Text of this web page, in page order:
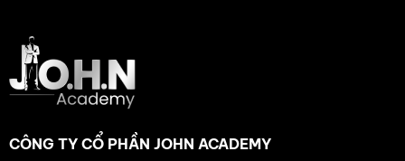
CÔNG TY CỔ PHẦN JOHN ACADEMY